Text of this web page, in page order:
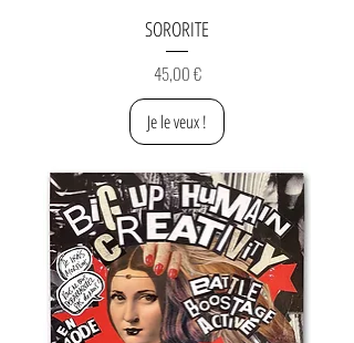
SORORITE
Prix
45,00 €
Je le veux !